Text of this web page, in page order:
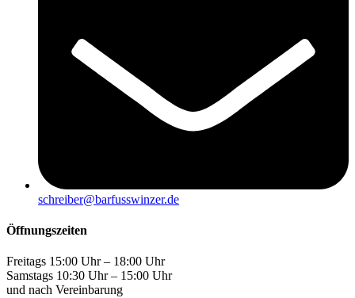
schreiber@barfusswinzer.de
Öffnungszeiten
Freitags 15:00 Uhr – 18:00 Uhr
Samstags 10:30 Uhr – 15:00 Uhr
und nach Vereinbarung